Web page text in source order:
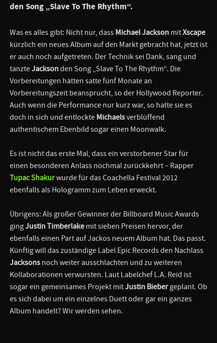
den Song „Slave To The Rhythm“.
Was es alles gibt: Nicht nur, dass Michael Jackson mitXscape
kürzlich ein neues Album auf den Markt gebracht hat, jetzt ist
er auch noch aufgetreten. Der Technik sei Dank, sang und
tanzteJacksonden Song „Slave To The Rhythm“. Die
Vorbereitungen hätten satte fünf Monate an
Vorbereitungszeit beansprucht, so der Hollywood Reporter.
Auch wenn die Performance nur kurz war, so hatte sie es
doch in sich und entlockte Michaelsverblüffend
authentischem Ebenbild sogar einen Moonwalk.
Es ist nicht das erste Mal, dass ein verstorbener Star für
einen besonderen Anlass nochmal zurückkehrt – Rapper
Tupac Shakurwurde für das Coachella Festival 2012
ebenfalls als Hologramm zum Leben erweckt.
Übrigens: Als großer Gewinner der Billboard Music Awards
gingJustin Timberlake mit sieben Preisen hervor, der
ebenfalls einen Part auf Jackos neuem Album hat. Das passt.
Künftig will das zuständige Label Epic Records den Nachlass
Jacksons noch weiter ausschlachten und zu weiteren
Kollaborationen verwursten. Laut Labelchef L.A. Reid ist
sogar ein gemeinsames Projekt mitJustin Biebergeplant. Ob
es sich dabei um ein einzelnes Duett oder gar ein ganzes
Album handelt? Wir werden sehen.